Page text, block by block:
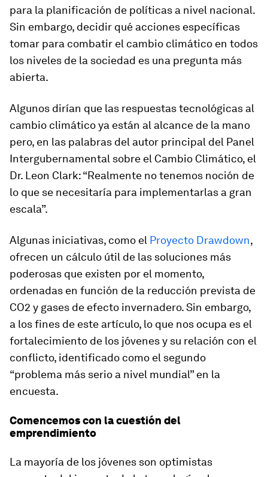
para la planificación de políticas a nivel nacional.
Sin embargo, decidir qué acciones específicas
tomar para combatir el cambio climático en todos
los niveles de la sociedad es una pregunta más
abierta.
Algunos dirían que las respuestas tecnológicas al
cambio climático ya están al alcance de la mano
pero, en las palabras del autor principal del Panel
Intergubernamental sobre el Cambio Climático, el
Dr. Leon Clark: “Realmente no tenemos noción de
lo que se necesitaría para implementarlas a gran
escala”.
Algunas iniciativas, como el Proyecto Drawdown,
ofrecen un cálculo útil de las soluciones más
poderosas que existen por el momento,
ordenadas en función de la reducción prevista de
CO2 y gases de efecto invernadero. Sin embargo,
a los fines de este artículo, lo que nos ocupa es el
fortalecimiento de los jóvenes y su relación con el
conflicto, identificado como el segundo
“problema más serio a nivel mundial” en la
encuesta.
Comencemos con la cuestión del
emprendimiento
La mayoría de los jóvenes son optimistas